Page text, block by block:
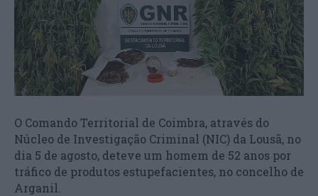
O Comando Territorial de Coimbra, através do
Núcleo de Investigação Criminal (NIC) da Lousã, no
dia 5 de agosto, deteve um homem de 52 anos por
tráfico de produtos estupefacientes, no concelho de
Arganil.